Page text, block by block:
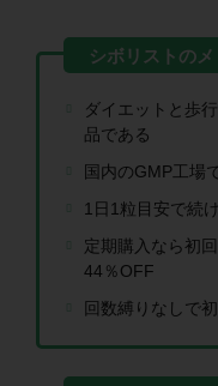
ダイエットと歩
品である
国内のGMP工場
1日1粒目安で続
定期購入なら初
44％OFF
回数縛りなしで